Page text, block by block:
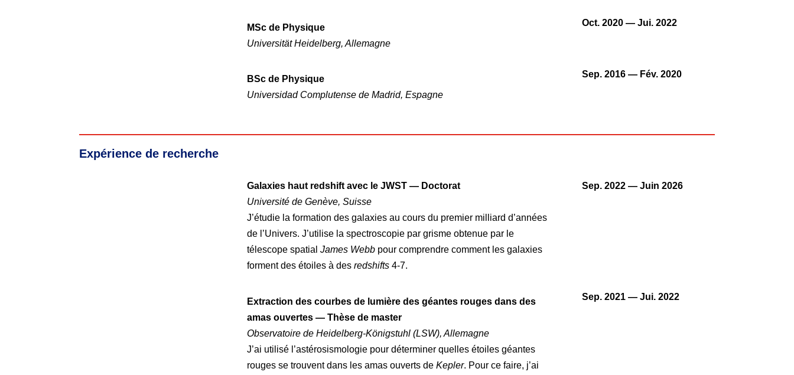
MSc de Physique
Universität Heidelberg, Allemagne
Oct. 2020 — Jui. 2022
BSc de Physique
Universidad Complutense de Madrid, Espagne
Sep. 2016 — Fév. 2020
Expérience de recherche
Galaxies haut redshiftavec le JWST — Doctorat
Université de Genève, Suisse
J’étudie la formation des galaxies au cours du premier milliard d’années
de l’Univers. J’utilise la spectroscopie par grisme obtenue par le
télescope spatial James Webbpour comprendre comment les galaxies
forment des étoiles à des redshifts4-7.
Sep. 2022— Juin 2026
Extraction des courbes de lumière des géantes rouges dans des
amas ouvertes — Thèse de master
Observatoire de Heidelberg-Königstuhl (LSW), Allemagne
J’ai utilisé l’astérosismologie pour déterminer quelles étoiles géantes
rouges se trouvent dans les amas ouverts de Kepler. Pour ce faire, j’ai
Sep. 2021 — Jui. 2022